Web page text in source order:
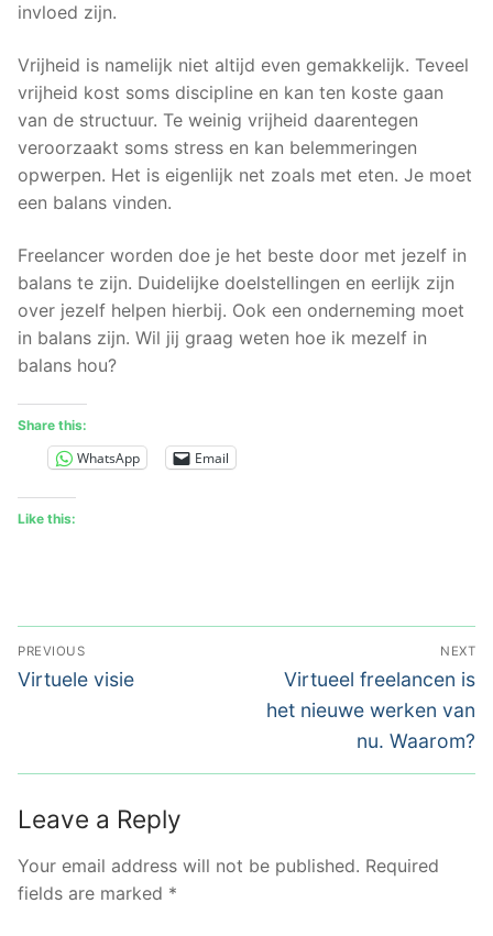
invloed zijn.
Vrijheid is namelijk niet altijd even gemakkelijk. Teveel
vrijheid kost soms discipline en kan ten koste gaan
van de structuur. Te weinig vrijheid daarentegen
veroorzaakt soms stress en kan belemmeringen
opwerpen. Het is eigenlijk net zoals met eten. Je moet
een balans vinden.
Freelancer worden doe je het beste door met jezelf in
balans te zijn. Duidelijke doelstellingen en eerlijk zijn
over jezelf helpen hierbij. Ook een onderneming moet
in balans zijn. Wil jij graag weten hoe ik mezelf in
balans hou?
Share this:
WhatsApp Email
Like this:
PREVIOUS
Virtuele visie
NEXT
Virtueel freelancen is
het nieuwe werken van
nu. Waarom?
Leave a Reply
Your email address will not be published. Required
fields are marked *